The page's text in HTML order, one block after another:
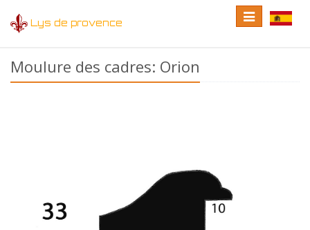
Lys de provence
Toggle
language
Toggle
navigation
Moulure des cadres: Orion